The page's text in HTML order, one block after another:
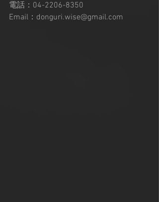
電話：04-2206-8350
Email：donguri.wise@gmail.com